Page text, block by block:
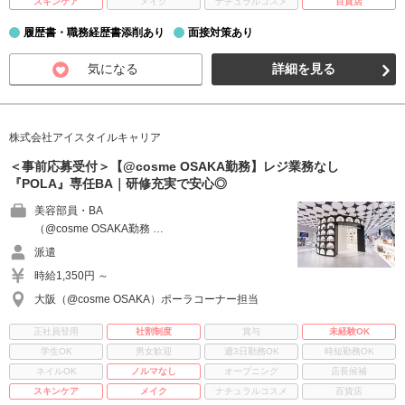
履歴書・職務経歴書添削あり 面接対策あり
気になる 詳細を見る
株式会社アイスタイルキャリア
＜事前応募受付＞【@cosme OSAKA勤務】レジ業務なし
『POLA』専任BA｜研修充実で安心◎
美容部員・BA
（@cosme OSAKA勤務 …
派遣
時給1,350円 ～
大阪（@cosme OSAKA）ポーラコーナー担当
正社員登用 社割制度 賞与
未経験OK
学生OK
男女歓迎 週3日勤務OK
時短勤務OK
ネイルOK
ノルマなし オープニング
店長候補
スキンケア
メイク ナチュラルコスメ 百貨店